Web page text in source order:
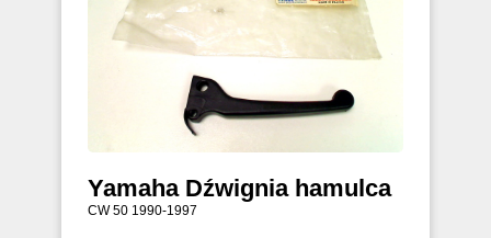
Yamaha Dźwignia hamulca
CW 50 1990-1997